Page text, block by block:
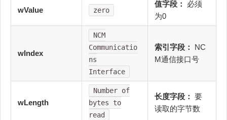
wValue zero
值字段：
必须
为0
wIndex
NCM
Communicatio
ns
Interface
索引字段：
NC
M通信接口号
wLength
Number of
bytes to
read
长度字段： 要
读取的字节数